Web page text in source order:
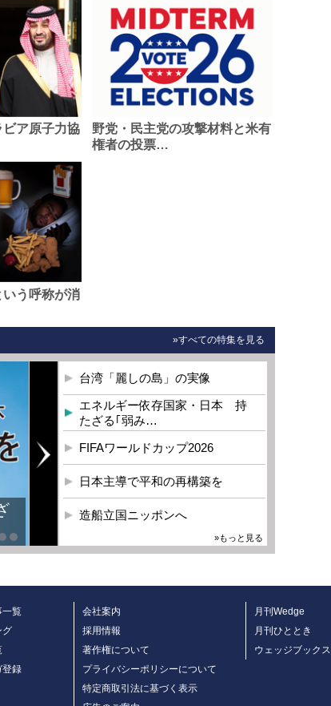
ア原子力協
野党・民主党の攻撃材料と米有
権者の投票…
いう呼称が消
»すべての特集を見る
台湾「麗しの島」の実像
エネルギー依存国家・日本 持
たざる｢弱み…
FIFAワールドカップ2026
日本主導で平和の再構築を
造船立国ニッポンへ
»もっと見る
一覧
グ
登録
会社案内
採用情報
著作権について
プライバシーポリシーについて
特定商取引法に基づく表示
月刊Wedge
月刊ひととき
ウェッジブックス